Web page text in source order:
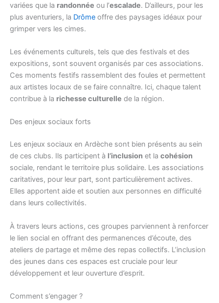
variées que la randonnée ou l’escalade. D’ailleurs, pour les
plus aventuriers, la Drôme offre des paysages idéaux pour
grimper vers les cimes.
Les événements culturels, tels que des festivals et des
expositions, sont souvent organisés par ces associations.
Ces moments festifs rassemblent des foules et permettent
aux artistes locaux de se faire connaître. Ici, chaque talent
contribue à la richesse culturelle de la région.
Des enjeux sociaux forts
Les enjeux sociaux en Ardèche sont bien présents au sein
de ces clubs. Ils participent à l’inclusion et la cohésion
sociale, rendant le territoire plus solidaire. Les associations
caritatives, pour leur part, sont particulièrement actives.
Elles apportent aide et soutien aux personnes en difficulté
dans leurs collectivités.
À travers leurs actions, ces groupes parviennent à renforcer
le lien social en offrant des permanences d’écoute, des
ateliers de partage et même des repas collectifs. L’inclusion
des jeunes dans ces espaces est cruciale pour leur
développement et leur ouverture d’esprit.
Comment s’engager ?